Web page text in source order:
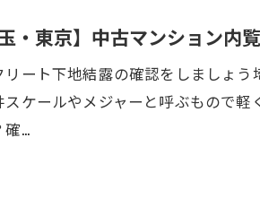
玉・東京】中古マンション内
リート下地結露の確認をしましょ
スケールやメジャーと呼ぶもので
確…